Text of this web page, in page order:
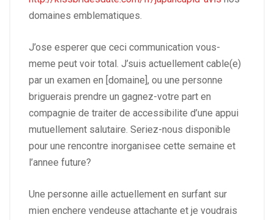
domaines emblematiques.
J’ose esperer que ceci communication vous-
meme peut voir total. J’suis actuellement cable(e)
par un examen en [domaine], ou une personne
briguerais prendre un gagnez-votre part en
compagnie de traiter de accessibilite d’une appui
mutuellement salutaire. Seriez-nous disponible
pour une rencontre inorganisee cette semaine et
l’annee future?
Une personne aille actuellement en surfant sur
mien enchere vendeuse attachante et je voudrais